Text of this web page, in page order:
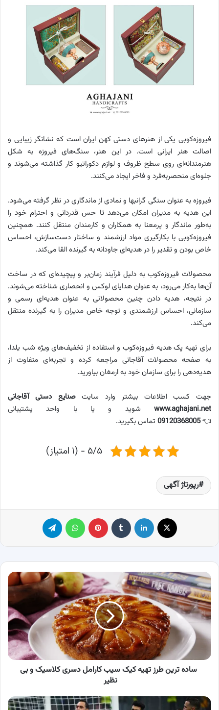
فیروزه‌کوبی یکی از هنرهای دستی کهن ایران است که نشانگر زیبایی و
اصالت هنر ایرانی است. در این هنر، سنگ‌های فیروزه به شکل
هنرمندانه‌ای روی سطح ظروف و لوازم دکوراتیو کار گذاشته می‌شوند و
جلوه‌ای منحصربه‌فرد و فاخر ایجاد می‌کنند.
فیروزه به عنوان سنگی گرانبها و نمادی از ماندگاری در نظر گرفته می‌شود.
این هدیه به مدیران امکان می‌دهد تا حس قدردانی و احترام خود را
به‌طور ماندگار و پرمعنا به همکاران و کارمندان منتقل کنند. همچنین
فیروزه‌کوبی با بکارگیری مواد ارزشمند و ساختار دست‌سازش، احساس
خاص بودن و تقدیر را در هدیه‌ای جاودانه به گیرنده القا می‌کند.
محصولات فیروزه‌کوب به دلیل فرآیند زمان‌بر و پیچیده‌ای که در ساخت
آن‌ها به‌کار می‌رود، به عنوان هدایای لوکس و انحصاری شناخته می‌شوند.
در نتیجه، هدیه دادن چنین محصولاتی به عنوان هدیه‌ای رسمی و
سازمانی، احساس ارزشمندی و توجه خاص مدیران را به گیرنده منتقل
می‌کند.
برای تهیه پک هدیه فیروزه‌کوب و استفاده از تخفیف‌های ویژه شب یلدا،
به صفحه محصولات آقاجانی مراجعه کرده و تجربه‌ای متفاوت از
هدیه‌دهی را برای سازمان خود به ارمغان بیاورید.
جهت کسب اطلاعات بیشتر وارد سایتصنایع دستی آقاجانی
www.aghajani.net
شوید و یا با واحد پشتیبانی
👈
09120368005 تماس بگیرید.
۵/۵ - (۱ امتیاز)
رپورتاژ آگهی
لینکدین ‫تامبلر پینترست
ساده
ترین
طرز
تهیه
کیک
سیب
کارامل
کلاسیک
ساده ترین طرز تهیه کیک سیب کارامل دسری کلاسیک و بی
نظیر
اینتر